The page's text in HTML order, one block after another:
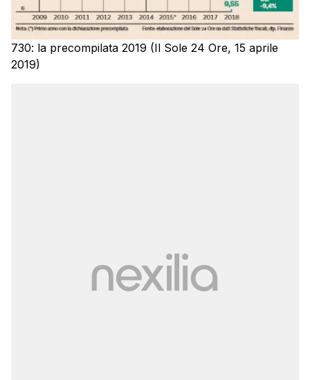
730: la precompilata 2019 (Il Sole 24 Ore, 15 aprile
2019)